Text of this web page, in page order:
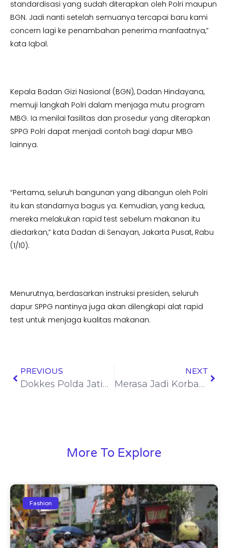
standardisasi yang sudah diterapkan oleh Polri maupun
BGN. Jadi nanti setelah semuanya tercapai baru kami
concern lagi ke penambahan penerima manfaatnya,”
kata Iqbal.
Kepala Badan Gizi Nasional (BGN), Dadan Hindayana,
memuji langkah Polri dalam menjaga mutu program
MBG. Ia menilai fasilitas dan prosedur yang diterapkan
SPPG Polri dapat menjadi contoh bagi dapur MBG
lainnya.
“Pertama, seluruh bangunan yang dibangun oleh Polri
itu kan standarnya bagus ya. Kemudian, yang kedua,
mereka melakukan rapid test sebelum makanan itu
diedarkan,” kata Dadan di Senayan, Jakarta Pusat, Rabu
(1/10).
Menurutnya, berdasarkan instruksi presiden, seluruh
dapur SPPG nantinya juga akan dilengkapi alat rapid
test untuk menjaga kualitas makanan.
PREVIOUS
Dokkes Polda Jatim Lakukan Pengumpulan DNA Keluarga Korban di Ponpes Al Khoziny
NEXT
Merasa Jadi Korban Penipuan, Para Petani Laporkan Panitia Jual Beli Tanah Ke Polisi
More To Explore
Fashion